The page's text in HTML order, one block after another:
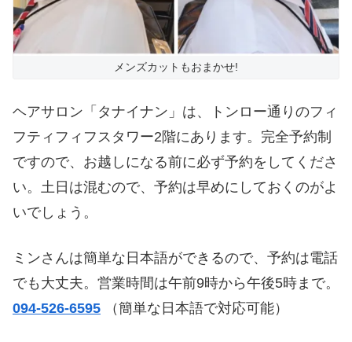
メンズカットもおまかせ!
ヘアサロン「タナイナン」は、トンロー通りのフィ
フティフィフスタワー2階にあります。完全予約制
ですので、お越しになる前に必ず予約をしてくださ
い。土日は混むので、予約は早めにしておくのがよ
いでしょう。
ミンさんは簡単な日本語ができるので、予約は電話
でも大丈夫。営業時間は午前9時から午後5時まで。
094-526-6595 （簡単な日本語で対応可能）